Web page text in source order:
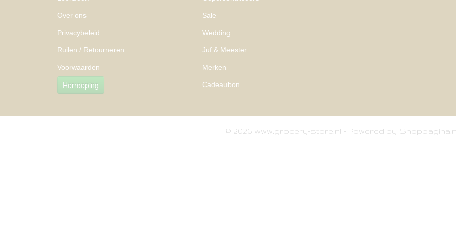
Over ons
Privacybeleid
Ruilen / Retourneren
Voorwaarden
Herroeping
Sale
Wedding
Juf & Meester
Merken
Cadeaubon
© 2026 www.grocery-store.nl - Powered by